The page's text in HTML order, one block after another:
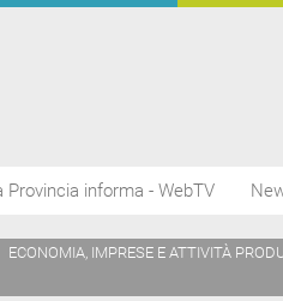
Provincia informa - WebTV
ECONOMIA, IMPRESE E ATTIVITÀ